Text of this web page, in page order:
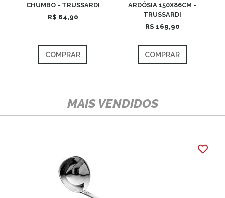
CHUMBO - TRUSSARDI
R$ 64,90
COMPRAR
ARDÓSIA 150X86CM -
TRUSSARDI
R$ 169,90
COMPRAR
MAIS VENDIDOS